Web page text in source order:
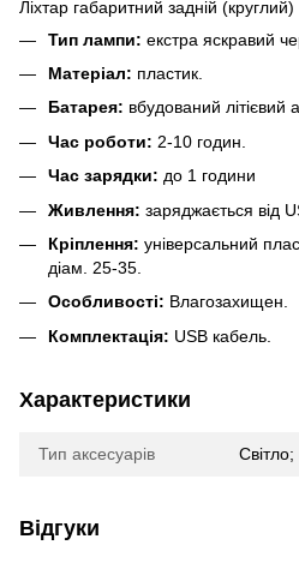
Ліхтар габаритний задній
Тип лампи: екстра яскравий
Матеріал: пластик.
Батарея: вбудований
Час роботи: 2-10 годин.
Час зарядки: до 1 години
Живлення: заряджається від
Кріплення: універсальний
діам. 25-35.
Особливості: Влагозахищен.
Комплектація: USB кабель.
Характеристики
Тип аксесуарів Світло;
Відгуки